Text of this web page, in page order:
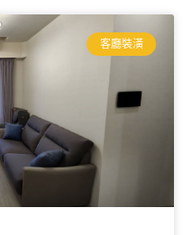
客廳裝潢